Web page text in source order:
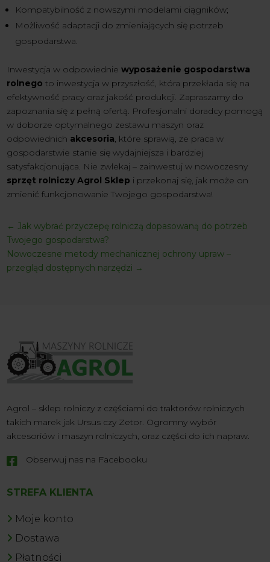
Kompatybilność z nowszymi modelami ciągników;
Możliwość adaptacji do zmieniających się potrzeb
gospodarstwa.
Inwestycja w odpowiedniewyposażenie gospodarstwa
rolnego to inwestycja w przyszłość, która przekłada się na
efektywność pracy oraz jakość produkcji. Zapraszamy do
zapoznania się z pełną ofertą. Profesjonalni doradcy pomogą
w doborze optymalnego zestawu maszyn oraz
odpowiednich akcesoria, które sprawią, że praca w
gospodarstwie stanie się wydajniejsza i bardziej
satysfakcjonująca. Nie zwlekaj – zainwestuj w nowoczesny
sprzęt rolniczy Agrol Sklep i przekonaj się, jak może on
zmienić funkcjonowanie Twojego gospodarstwa!
←Jak wybrać przyczepę rolniczą dopasowaną do potrzeb
Twojego gospodarstwa?
Nowoczesne metody mechanicznej ochrony upraw –
przegląd dostępnych narzędzi →
Agrol – sklep rolniczy z częściami do traktorów rolniczych
takich marek jak Ursus czy Zetor. Ogromny wybór
akcesoriów i maszyn rolniczych, oraz części do ich napraw.
 Obserwuj nas na Facebooku
STREFA KLIENTA
Moje konto
Dostawa
Płatności